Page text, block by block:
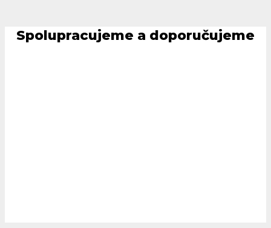
Spolupracujeme a doporučujeme